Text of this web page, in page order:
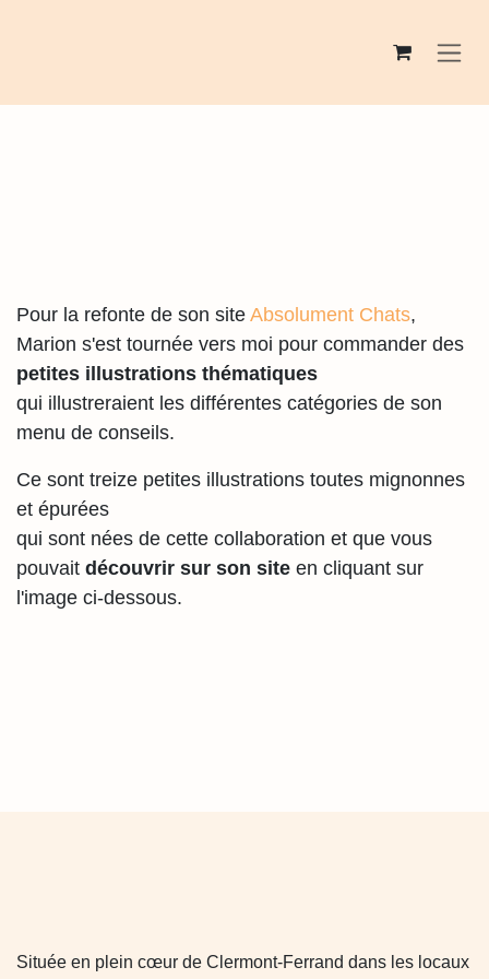
Pour la refonte de son siteAbsolument Chats
Marion s'est tournée vers moi pour
commander despetites illustrations
thématiques
qui illustreraient les différentes catégories de
Ce sont treize petites illustrations toutes
mignonnes et épurées
qui sont nées de cette collaboration et que
vous pouvaitdécouvrir sur son site